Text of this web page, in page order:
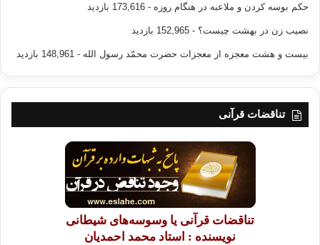
حکم بوسه کردن و ملاعبه در هنگام روزه - 173,616 بازدید
نصیب زن در بهشت چیست؟ - 152,965 بازدید
بیست و هشت معجزه از معجزات حضرت محمّد رسول الله - 148,961 بازدید
تناقضات قرآنی
تناقضات قرآنی یا وسوسه‌های شیطانی
نویسنده : استاد محمد احمدیان